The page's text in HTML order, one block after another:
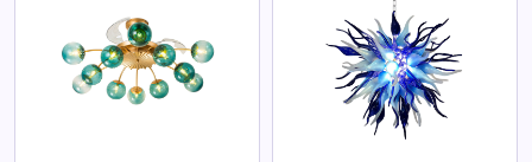
Kronleuchter Gradient Blau
und Frosted Weiß
View All BeyPan Deals